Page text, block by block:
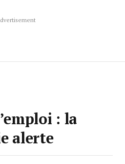
: la
alerte